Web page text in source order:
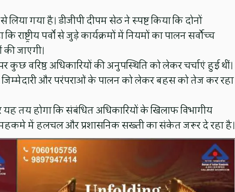
गया है। डीजीपी दीपम सेठ ने स्पष्ट किया कि दोनों
पर्वों से जुड़े कार्यक्रमों में नियमों का पालन सर्वोच्च
की जाएगी।
वरिष्ठ अधिकारियों की अनुपस्थिति को लेकर चर्चाएं हुई थीं।
और परंपराओं के पालन को लेकर बहस को तेज कर रहा
तय होगा कि संबंधित अधिकारियों के खिलाफ विभागीय
महकमे में हलचल और प्रशासनिक सख्ती का संकेत जरूर दे रहा है।